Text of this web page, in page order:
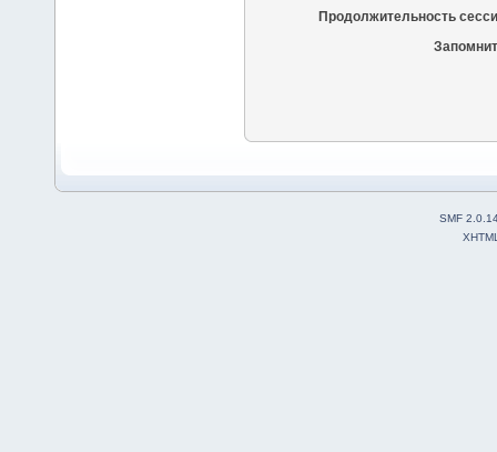
Продолжительность
SMF